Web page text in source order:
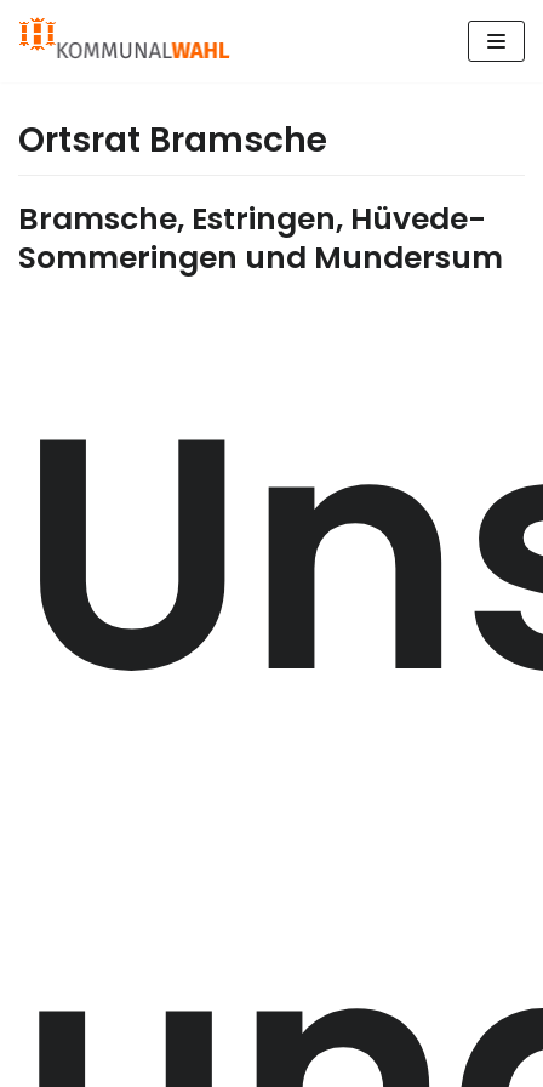
Zum
springen
Ortsrat Bramsche
Bramsche, Estringen, Hüvede-
Sommeringen und Mundersum